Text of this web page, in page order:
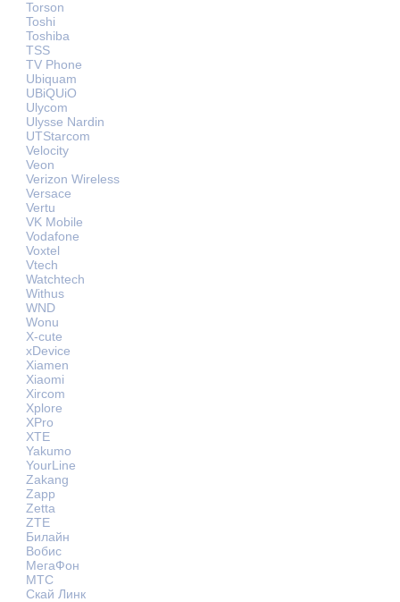
Torson
Toshi
Toshiba
TSS
TV Phone
Ubiquam
UBiQUiO
Ulycom
Ulysse Nardin
UTStarcom
Velocity
Veon
Verizon Wireless
Versace
Vertu
VK Mobile
Vodafone
Voxtel
Vtech
Watchtech
Withus
WND
Wonu
X-cute
xDevice
Xiamen
Xiaomi
Xircom
Xplore
XPro
XTE
Yakumo
YourLine
Zakang
Zapp
Zetta
ZTE
Билайн
Вобис
МегаФон
МТС
Скай Линк